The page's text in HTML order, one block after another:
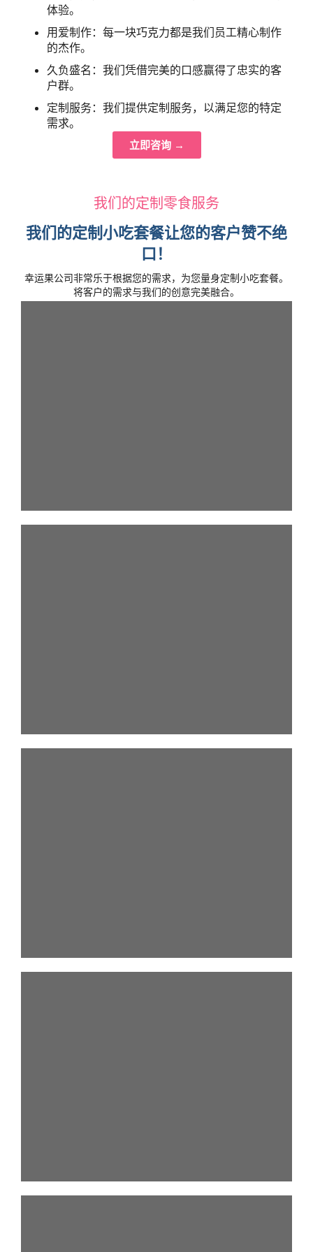
体验。
用爱制作：每一块巧克力都是我们员工精心制作
的杰作。
久负盛名：我们凭借完美的口感赢得了忠实的客
户群。
定制服务：我们提供定制服务，以满足您的特定
需求。
立即咨询 →
我们的定制零食服务
我们的定制小吃套餐让您的客户赞不绝
口！
幸运果公司非常乐于根据您的需求，为您量身定制小吃套餐。
将客户的需求与我们的创意完美融合。